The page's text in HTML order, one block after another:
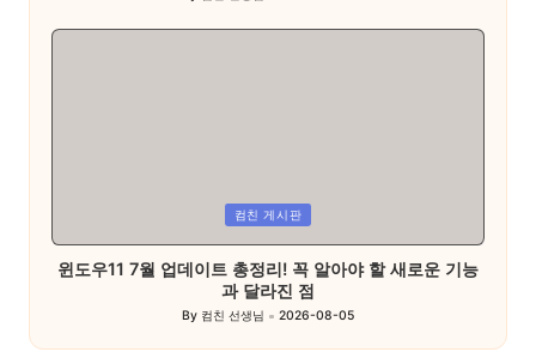
Posted
컴친 게시판
윈도우11 7월 업데이트 총정리! 꼭 알아야 할 새로운 기능
과 달라진 점
Posted
by
By 컴친 선생님 2026-08-05